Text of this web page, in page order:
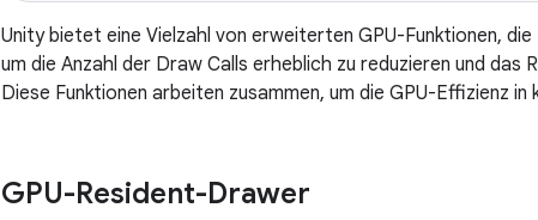
Unity bietet eine Vielzahl von erweiterten GPU-Funktionen,
um die Anzahl der Draw Calls erheblich zu reduzieren und das
Diese Funktionen arbeiten zusammen, um die GPU-Effizienz in
GPU-Resident-Drawer